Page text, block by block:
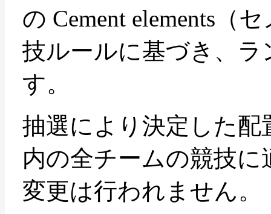
の Cement elements（
技ルールに基づき、
す。
抽選により決定した
内の全チームの競技
変更は行われません。